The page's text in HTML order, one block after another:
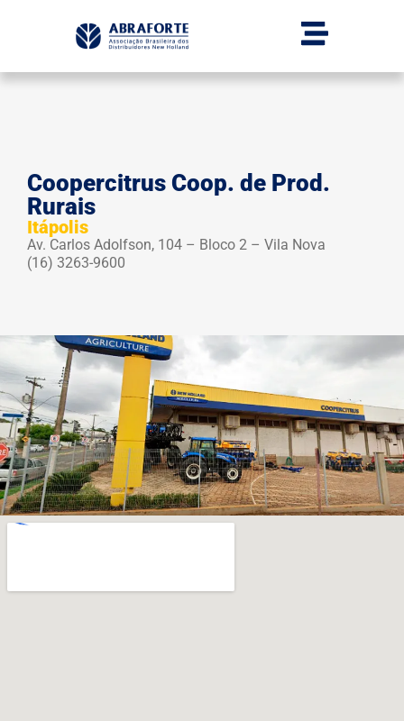
Coopercitrus Coop. de Prod.
Rurais
Itápolis
Av. Carlos Adolfson, 104 – Bloco 2 – Vila Nova
(16) 3263-9600